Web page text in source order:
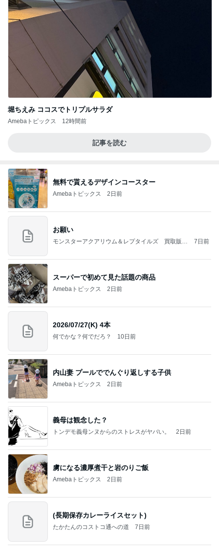
堀ちえみ ココスでトリプルサラダ
Amebaトピックス 12時間前
記事を読む
無料で貰えるデザインコースター
Amebaトピックス 2日前
お願い
モンスターアクアリウム＆レプタイルズ 買取販売
7日前
スーパーで初めて見た話題の商品
Amebaトピックス 2日前
2026/07/27(K) 4本
何でかな？何でだろ？ 10日前
内山妻 プールででんぐり返しする子供
Amebaトピックス 2日前
義母は観念した？
トンデモ義母ンヌからのストレスがヤバい。 2日前
虜になる濃厚煮干と岩のりご飯
Amebaトピックス 2日前
(長期保存カレーライスセット)
たかたんのコストコ通への道 7日前